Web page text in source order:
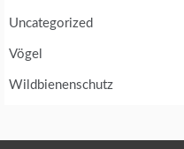
Uncategorized
Vögel
Wildbienenschutz